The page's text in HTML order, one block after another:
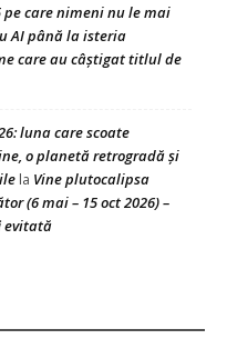
care nimeni nu le mai
AI până la isteria
care au câștigat titlul de
luna care scoate
o planetă retrogradă și
la Vine plutocalipsa
(6 mai – 15 oct 2026) –
evitată